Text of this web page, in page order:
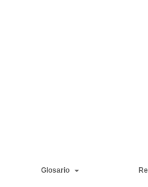
Glosario